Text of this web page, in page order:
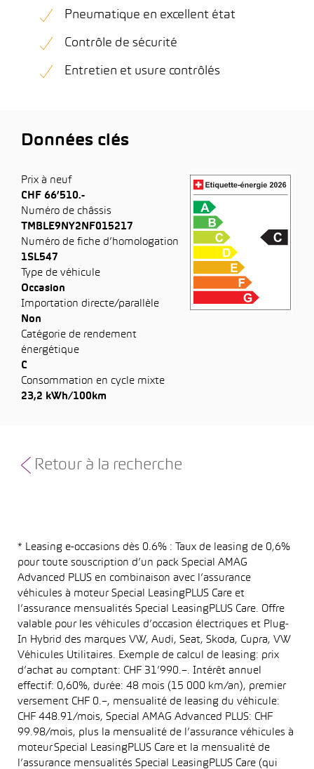
Pneumatique en excellent état
Contrôle de sécurité
Entretien et usure contrôlés
Données clés
Prix à neuf
CHF 66’510.-
Numéro de châssis
TMBLE9NY2NF015217
Numéro de fiche d’homologation
1SL547
Type de véhicule
Occasion
Importation directe/parallèle
Non
Catégorie de rendement
énergétique
C
Consommation en cycle mixte
23,2 kWh/100km
Retour à la recherche
* Leasing e-occasions dès 0.6% : Taux de leasing de 0,6%
pour toute souscription d’un pack Special AMAG
Advanced PLUS en combinaison avec l’assurance
véhicules à moteur Special LeasingPLUS Care et
l’assurance mensualités Special LeasingPLUS Care. Offre
valable pour les véhicules d’occasion électriques et Plug-
In Hybrid des marques VW, Audi, Seat, Skoda, Cupra, VW
Véhicules Utilitaires. Exemple de calcul de leasing: prix
d’achat au comptant: CHF 31’990.–. Intérêt annuel
effectif: 0,60%, durée: 48 mois (15 000 km/an), premier
versement CHF 0.–, mensualité de leasing du véhicule:
CHF 448.91/mois, Special AMAG Advanced PLUS: CHF
99.98/mois, plus la mensualité de l’assurance véhicules à
moteur Special LeasingPLUS Care et la mensualité de
l’assurance mensualités Special LeasingPLUS Care (qui